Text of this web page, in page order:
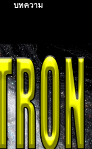
บทความ